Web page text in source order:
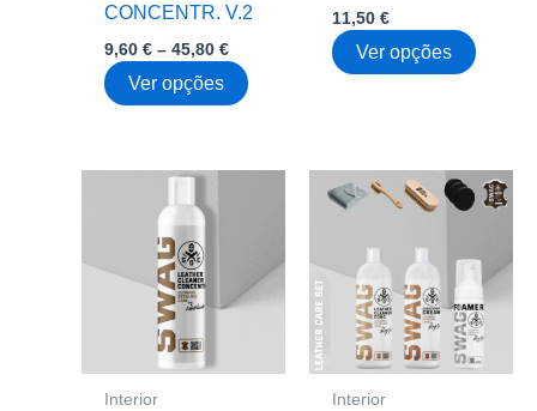
CONCENTR. V.2
9,60€ – 45,80€Price
range:
9,60 €
through
Ver opções
This
multiple
options
may
11,50€
Ver opções
This
The
may
be
chosen
on
Interior Interior